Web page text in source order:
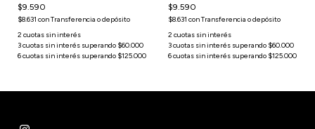
$9.590
$8.631 conTransferencia o depósito
$9.590
$8.631 conTransferencia o depósito